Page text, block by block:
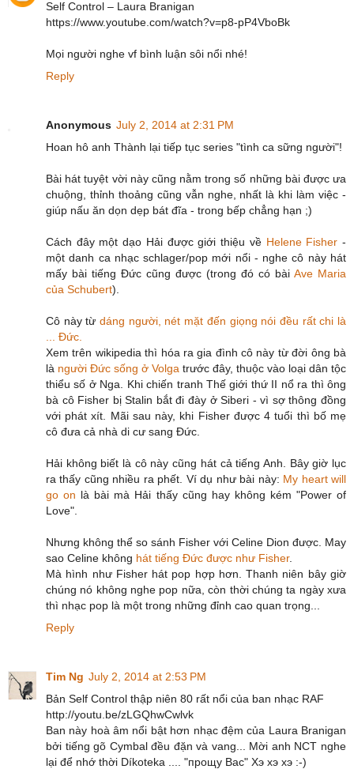
Self Control – Laura Branigan
https://www.youtube.com/watch?v=p8-pP4VboBk
Mọi người nghe vf bình luận sôi nổi nhé!
Reply
Anonymous July 2, 2014 at 2:31 PM
Hoan hô anh Thành lại tiếp tục series "tình ca sững người"!
Bài hát tuyệt vời này cũng nằm trong số những bài được ưa
chuộng, thỉnh thoảng cũng vẫn nghe, nhất là khi làm việc -
giúp nấu ăn dọn dẹp bát đĩa - trong bếp chẳng hạn ;)
Cách đây một dạo Hải được giới thiệu về Helene Fisher -
một danh ca nhạc schlager/pop mới nổi - nghe cô này hát
mấy bài tiếng Đức cũng được (trong đó có bài Ave Maria
của Schubert).
Cô này từdáng người, nét mặt đến giọng nói đều rất chi là
... Đức.
Xem trên wikipedia thì hóa ra gia đình cô này từ đời ông bà
là người Đức sống ở Volga trước đây, thuộc vào loại dân tộc
thiểu số ở Nga. Khi chiến tranh Thế giới thứ II nổ ra thì ông
bà cô Fisher bị Stalin bắt đi đày ở Siberi - vì sợ thông đồng
với phát xít. Mãi sau này, khi Fisher được 4 tuổi thì bố mẹ
cô đưa cả nhà di cư sang Đức.
Hải không biết là cô này cũng hát cả tiếng Anh. Bây giờ lục
ra thấy cũng nhiều ra phết. Ví dụ như bài này: My heart will
go on là bài mà Hải thấy cũng hay không kém "Power of
Love".
Nhưng không thể so sánh Fisher với Celine Dion được. May
sao Celine không hát tiếng Đức được như Fisher.
Mà hình như Fisher hát pop hợp hơn. Thanh niên bây giờ
chúng nó không nghe pop nữa, còn thời chúng ta ngày xưa
thì nhạc pop là một trong những đỉnh cao quan trọng...
Reply
Tim Ng July 2, 2014 at 2:53 PM
Bản Self Control thập niên 80 rất nổi của ban nhạc RAF
http://youtu.be/zLGQhwCwlvk
Ban này hoà âm nổi bật hơn nhạc đệm của Laura Branigan
bởi tiếng gõ Cymbal đều đặn và vang... Mời anh NCT nghe
lại để nhớ thời Díkoteka .... "прощу Вас" Хэ хэ хэ :-)